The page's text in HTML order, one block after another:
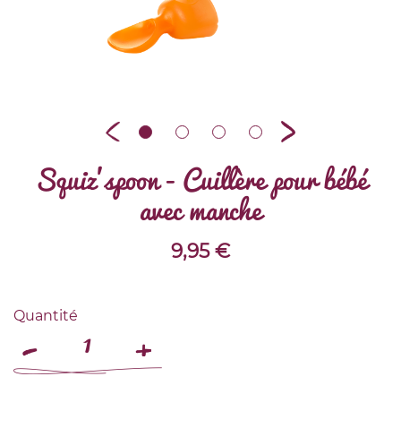
Squiz'spoon - Cuillère pour bébé
avec manche
9,95€
Quantité